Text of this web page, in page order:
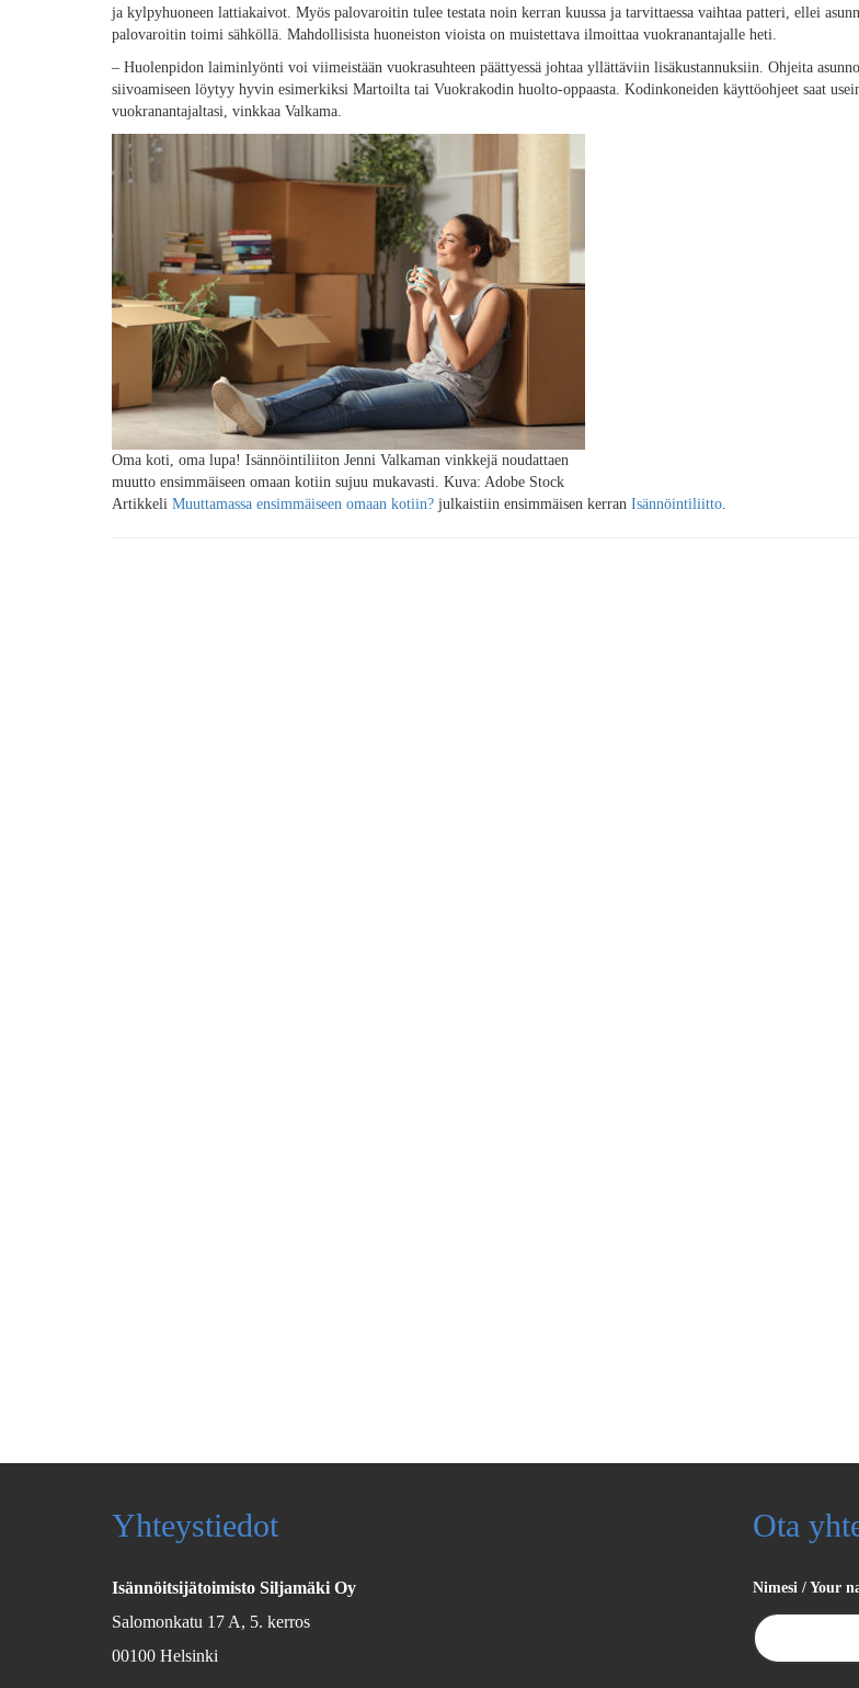
ja kylpyhuoneen lattiakaivot. Myös palovaroitin tulee testata noin kerran kuussa ja tarvittaessa vaihtaa patteri, ellei
palovaroitin toimi sähköllä. Mahdollisista huoneiston vioista on muistettava ilmoittaa vuokranantajalle heti.
– Huolenpidon laiminlyönti voi viimeistään vuokrasuhteen päättyessä johtaa yllättäviin lisäkustannuksiin. Ohjeita
siivoamiseen löytyy hyvin esimerkiksi Martoilta tai Vuokrakodin huolto-oppaasta. Kodinkoneiden käyttöohjeet saat
vuokranantajaltasi, vinkkaa Valkama.
Oma koti, oma lupa! Isännöintiliiton Jenni Valkaman vinkkejä noudattaen
muutto ensimmäiseen omaan kotiin sujuu mukavasti. Kuva: Adobe Stock
Artikkeli Muuttamassa ensimmäiseen omaan kotiin? julkaistiin ensimmäisen kerran Isännöintiliitto.
Yhteystiedot
Isännöitsijätoimisto Siljamäki Oy
Salomonkatu 17 A, 5. kerros
00100 Helsinki
Ota
Nimesi / Your